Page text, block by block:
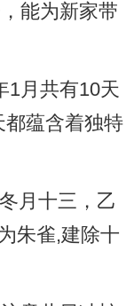
能为新家带
1月共有10天
蕴含着独特
月十三，乙
朱雀,建除十